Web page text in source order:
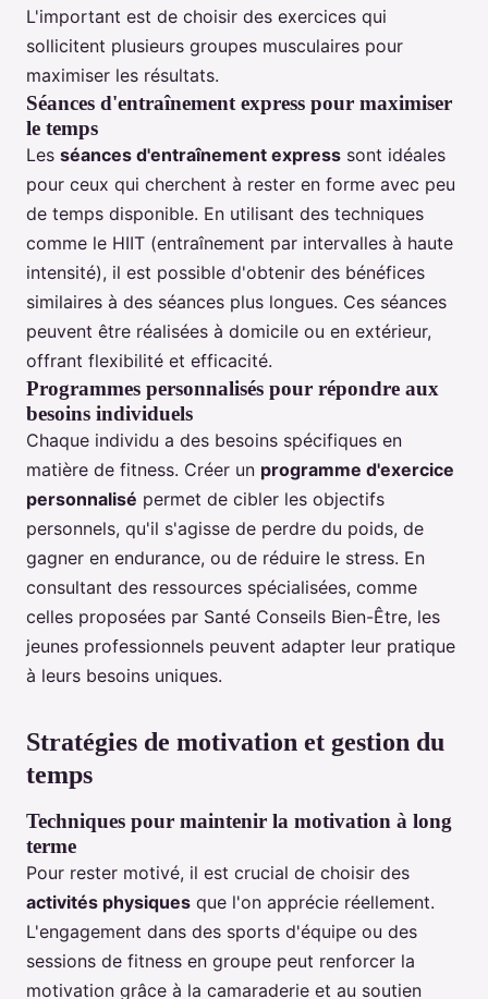
L'important est de choisir des exercices qui
sollicitent plusieurs groupes musculaires pour
maximiser les résultats.
Séances d'entraînement express pour maximiser
le temps
Les séances d'entraînement express sont idéales
pour ceux qui cherchent à rester en forme avec peu
de temps disponible. En utilisant des techniques
comme le HIIT (entraînement par intervalles à haute
intensité), il est possible d'obtenir des bénéfices
similaires à des séances plus longues. Ces séances
peuvent être réalisées à domicile ou en extérieur,
offrant flexibilité et efficacité.
Programmes personnalisés pour répondre aux
besoins individuels
Chaque individu a des besoins spécifiques en
matière de fitness. Créer un programme d'exercice
personnalisé permet de cibler les objectifs
personnels, qu'il s'agisse de perdre du poids, de
gagner en endurance, ou de réduire le stress. En
consultant des ressources spécialisées, comme
celles proposées par Santé Conseils Bien-Être, les
jeunes professionnels peuvent adapter leur pratique
à leurs besoins uniques.
Stratégies de motivation et gestion du
temps
Techniques pour maintenir la motivation à long
terme
Pour rester motivé, il est crucial de choisir des
activités physiques que l'on apprécie réellement.
L'engagement dans des sports d'équipe ou des
sessions de fitness en groupe peut renforcer la
motivation grâce à la camaraderie et au soutien